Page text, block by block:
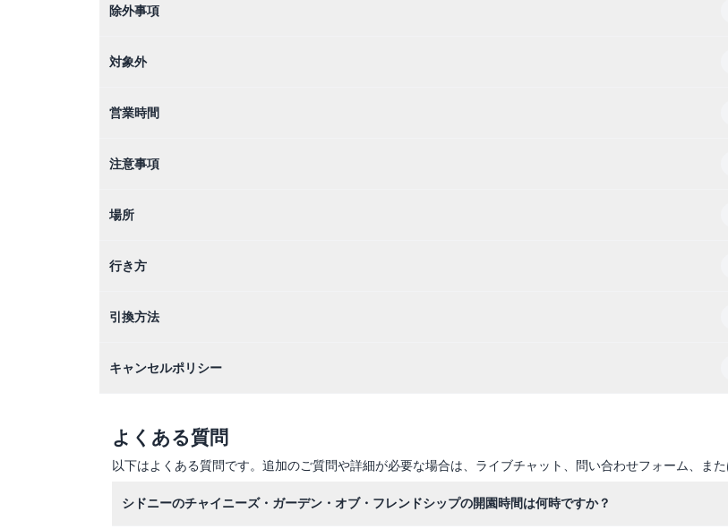
除外事項
対象外
営業時間
注意事項
場所
行き方
引換方法
キャンセルポリシー
よくある質問
以下はよくある質問です。追加のご質問や詳細が必要な場合は、ライブチャット、問い合わせフォーム、ま
シドニーのチャイニーズ・ガーデン・オブ・フレンドシップの開園時間は何時ですか？